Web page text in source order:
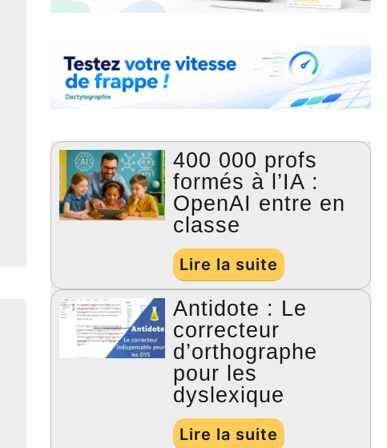
400 000 profs
formés à l’IA :
OpenAI entre en
classe
Lire la suite
Antidote : Le
correcteur
d’orthographe
pour les
dyslexique
Lire la suite